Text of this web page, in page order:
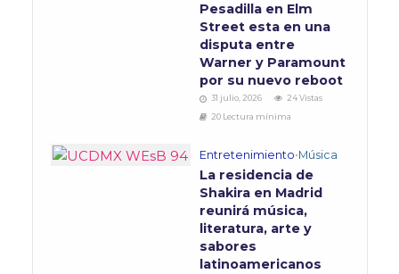
Pesadilla en Elm
Street esta en una
disputa entre
Warner y Paramount
por su nuevo reboot
31 julio, 2026
24 Vistas
20 Lectura mínima
Entretenimiento•Música
La residencia de
Shakira en Madrid
reunirá música,
literatura, arte y
sabores
latinoamericanos